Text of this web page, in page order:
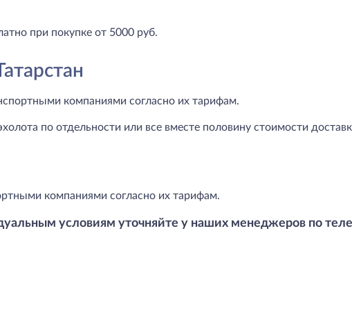
при покупке от 5000 руб.
компаниями согласно их тарифам.
по отдельности или все вместе половину стоимости
компаниями согласно их тарифам.
условиям уточняйте у наших менеджеров по